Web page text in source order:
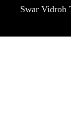
Swar Vidroh